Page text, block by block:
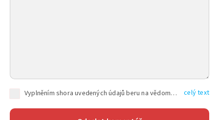
Vyplněním shora uvedených údajů beru na vědomí, že společnost TEXT FACTORY s.r.o., sídlem Brno, Durďákova 336/29, Černá Pole, PSČ: 613 00, IČ: 06157831, zapsané u Krajského soudu v Brně, oddíl C, vložka 100399, bude zpracovávat mé osobní údaje uvedené v rámci mnou vyplněného registračního formuláře na základě oprávněných zájmů TEXT FACTORY s.r.o. dle čl. 6 odst. 1 písm. f) GDPR a pro splnění právních povinností (čl. 6 odst. 1 písm. c) GDPR), a to pro tyto účely: nezbytnost zajistit oprávnění návštěvníka webových stránek provozovaných společností TEXT FACTORY s.r.o. přispívat aktivně ke zveřejněným článkům nebo v rámci diskusních fór a výkon práv TEXT FACTORY s.r.o. jako administrátora těchto diskusních fór. Více informací o zpracování osobních údajů a právech lze nalézt v celý text